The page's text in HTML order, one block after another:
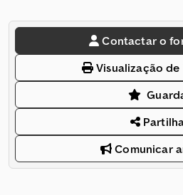
Contactar o
Visualização de
Comunicar